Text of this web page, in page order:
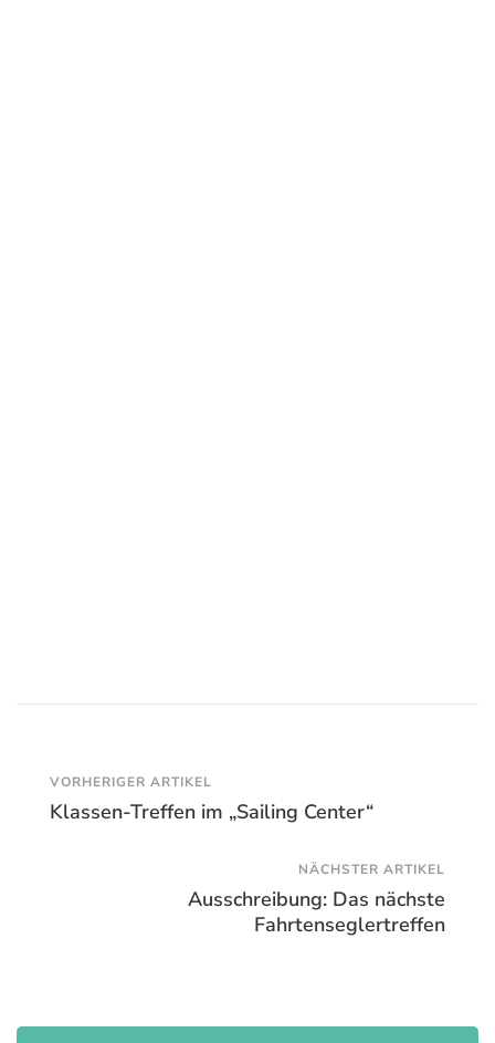
Beitragsnavigation
VORHERIGER ARTIKEL
Klassen-Treffen im „Sailing Center“
NÄCHSTER ARTIKEL
Ausschreibung: Das nächste
Fahrtenseglertreffen